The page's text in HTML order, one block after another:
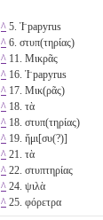
^ 5. Ἰ̈ papyrus
^ 6. στυπ(τηρίας)
^ 11. Μικρᾶς
^ 16. Ἰ̈ papyrus
^ 17. Μικ(ρᾶς)
^ 18. τὰ
^ 18. στυπ(τηρίας)
^ 19. ἥμι[συ(?)]
^ 21. τὰ
^ 22. στυπτηρίας
^ 24. ψιλὰ
^ 25. φόρετρα